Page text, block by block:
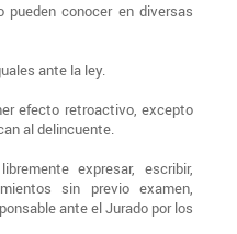
conocer en diversas
ante la ley.
efecto retroactivo, excepto
al delincuente.
expresar, escribir,
sin previo examen,
ante el Jurado por los